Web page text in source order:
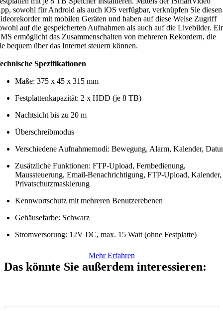
sowohl für Android als auch iOS verfügbar, verknüpfen Sie diesen
mit mobilen Geräten und haben auf diese Weise Zugriff
auf die gespeicherten Aufnahmen als auch auf die Livebilder.
ermöglicht das Zusammenschalten von mehreren Rekordern, die
bequem über das Internet steuern können.
Spezifikationen
Maße: 375 x 45 x 315 mm
Festplattenkapazität: 2 x HDD (je 8 TB)
Nachtsicht bis zu 20 m
Überschreibmodus
Verschiedene Aufnahmemodi: Bewegung, Alarm, Kalender,
Zusätzliche Funktionen: FTP-Upload, Fernbedienung,
Maussteuerung, Email-Benachrichtigung, FTP-Upload, Kalender,
Privatschutzmaskierung
Kennwortschutz mit mehreren Benutzerebenen
Gehäusefarbe: Schwarz
Stromversorung: 12V DC, max. 15 Watt (ohne Festplatte)
Mehr Erfahren
Das könnte Sie außerdem interessieren: